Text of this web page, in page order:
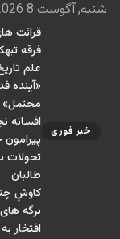
شنبه, آگوست 8 2026
خبر فوری
قرائت
فرقه
علم
«آینده
محتمل»
افسانه
تحولات
طالبان
کاوشِ
برگه
افتخار